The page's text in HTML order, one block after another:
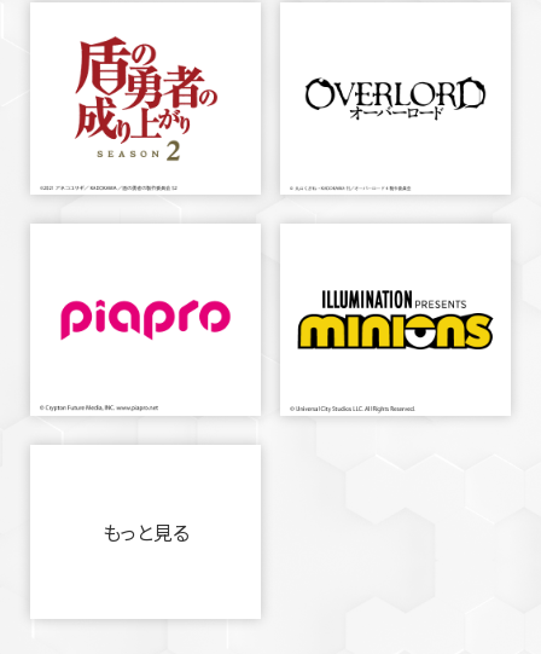
もっと見る